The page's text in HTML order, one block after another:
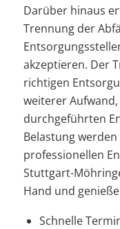
Darüber hinaus
Trennung der
akzeptieren. Der
richtigen
weiterer
durchgeführten
Belastung
professionellen
Stuttgart-
Hand und
Schnelle